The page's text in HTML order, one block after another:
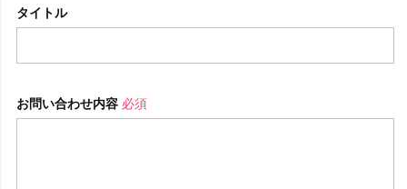
タイトル
お問い合わせ内容 必須